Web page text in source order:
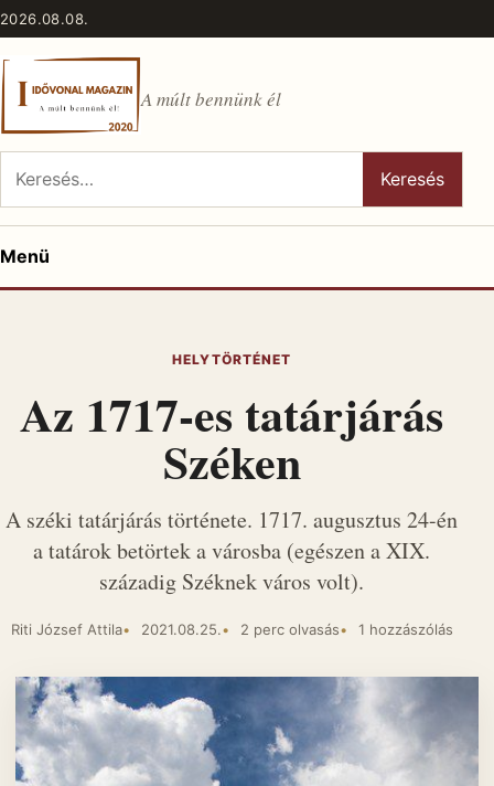
Ugrás a tartalomhoz
2026.08.08.
A múlt bennünk él
Keresés:
Keresés
Menü
HELYTÖRTÉNET
Az 1717-es tatárjárás
Széken
A széki tatárjárás története. 1717. augusztus 24-én
a tatárok betörtek a városba (egészen a XIX.
századig Széknek város volt).
Riti József Attila 2021.08.25. 2 perc olvasás 1 hozzászólás